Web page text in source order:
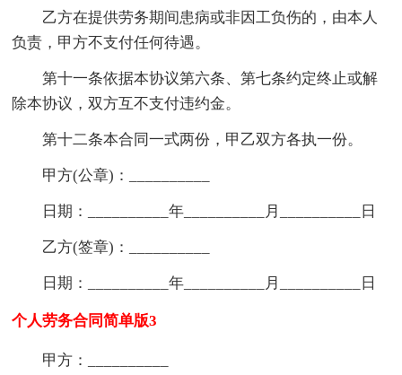
乙方在提供劳务期间患病或非因工负伤的，由本人
负责，甲方不支付任何待遇。
第十一条依据本协议第六条、第七条约定终止或解
除本协议，双方互不支付违约金。
第十二条本合同一式两份，甲乙双方各执一份。
甲方(公章)：__________
日期：__________年__________月__________日
乙方(签章)：__________
日期：__________年__________月__________日
个人劳务合同简单版3
甲方：__________